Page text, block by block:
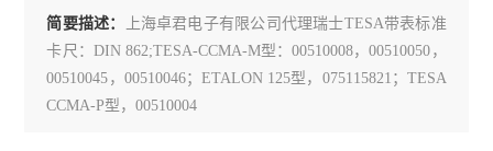
ELSEN爱森
佐藤SATO
简要描述：
上海卓君电子有限公司代理瑞士TESA带表标准
卡尺：DIN 862;TESA-CCMA-M型：00510008，00510050，
00510045，00510046；ETALON 125型，075115821；TESA
CCMA-P型，00510004